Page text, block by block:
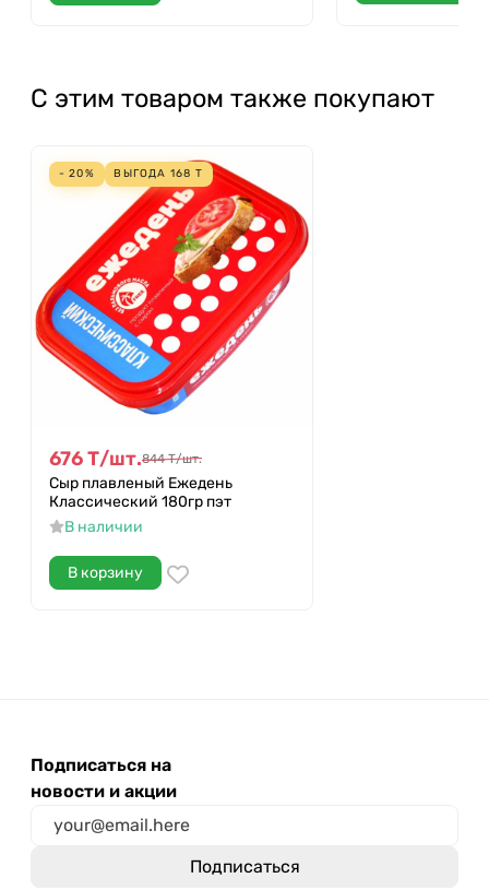
С этим товаром также покупают
- 20% ВЫГОДА 168 Т
676Т/шт.844 Т/шт.
Сыр плавленый Ежедень
Классический 180гр пэт
В наличии
В корзину
Подписаться на
новости и акции